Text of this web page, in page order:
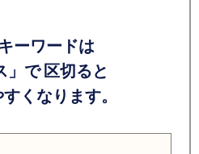
ーワードは
」で 区切ると
くなります。